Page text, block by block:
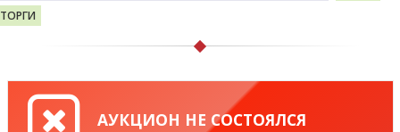
ТОРГИ
АУКЦИОН НЕ СОСТОЯЛСЯ